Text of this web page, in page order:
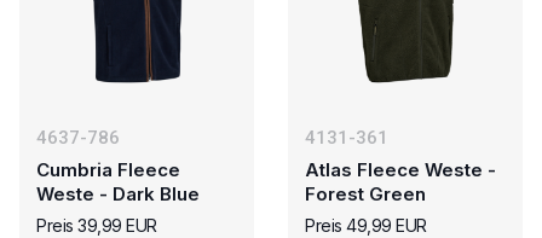
4637-786
Cumbria Fleece
Weste - Dark Blue
Preis 39,99 EUR
4131-361
Atlas Fleece Weste -
Forest Green
Preis 49,99 EUR